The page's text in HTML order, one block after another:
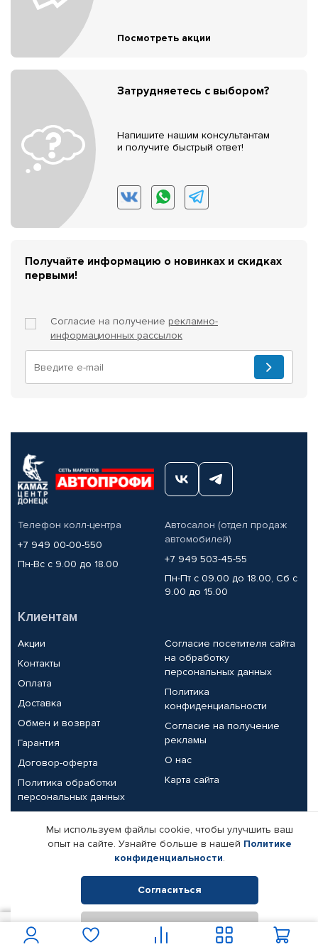
Посмотреть акции
Затрудняетесь с выбором?
Напишите нашим консультантам
и получите быстрый ответ!
Получайте информацию о новинках и скидках
первыми!
Согласие на получение рекламно-
информационных рассылок
Телефон колл-центра
+7 949 00-00-550
Пн-Вс с 9.00 до 18.00
Автосалон (отдел продаж
автомобилей)
+7 949 503-45-55
Пн-Пт с 09.00 до 18.00, Сб с
9.00 до 15.00
Клиентам
Акции
Контакты
Оплата
Доставка
Обмен и возврат
Гарантия
Договор-оферта
Политика обработки
персональных данных
Согласие посетителя сайта
на обработку
персональных данных
Политика
конфиденциальности
Согласие на получение
рекламы
О нас
Карта сайта
Партнерам
Корпоративным клиентам
Поставщикам
Реквизиты компании
© КАМАЗ ЦЕНТР ДОНЕЦК, 2015-2026. Все права защищены.
Интернет-магазин автомобильных товаров Автопрофи.
Мы используем файлы cookie, чтобы улучшить ваш
опыт на сайте. Узнайте больше в нашей Политике
конфиденциальности.
Согласиться
Отклонить
В корзину